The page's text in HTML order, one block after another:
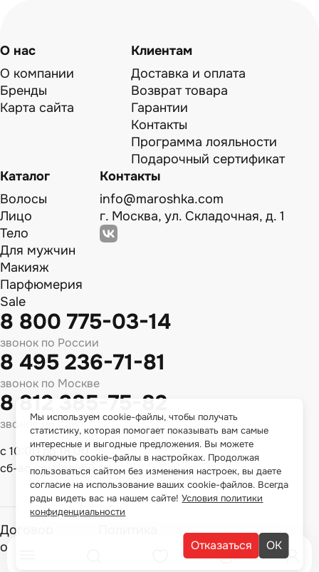
О нас
О компании
Бренды
Карта сайта
Клиентам
Доставка и оплата
Возврат товара
Гарантии
Контакты
Программа лояльности
Подарочный сертификат
Каталог
Волосы
Лицо
Тело
Для мужчин
Макияж
Парфюмерия
Sale
Контакты
info@maroshka.com
г. Москва, ул. Складочная, д. 1
8 800 775-03-14
звонок по России
8 495 236-71-81
звонок по Москве
8 812 385-75-82
звонок по Спб
с 10:00 до 18:00
сб-вс - выходной
Договор
оферты
конфиденциальности
Мы используем cookie-файлы, чтобы получать
статистику, которая помогает показывать вам самые
интересные и выгодные предложения. Вы можете
отключить cookie-файлы в настройках. Продолжая
пользоваться сайтом без изменения настроек, вы даете
согласие на использование ваших cookie-файлов. Всегда
рады видеть вас на нашем сайте!Условия политики
конфиденциальности
Отказаться ОК